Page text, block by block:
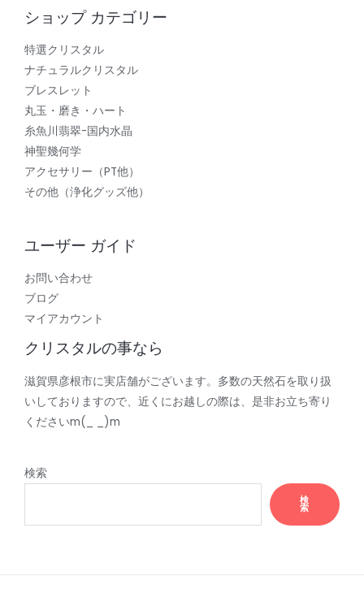
ショップ カテゴリー
特選クリスタル
ナチュラルクリスタル
ブレスレット
丸玉・磨き・ハート
糸魚川翡翠-国内水晶
神聖幾何学
アクセサリー（PT他）
その他（浄化グッズ他）
ユーザー ガイド
お問い合わせ
ブログ
マイアカウント
クリスタルの事なら
滋賀県彦根市に実店舗がございます。多数の天然石を取り扱
いしておりますので、近くにお越しの際は、是非お立ち寄り
くださいm(_ _)m
検索
検
索